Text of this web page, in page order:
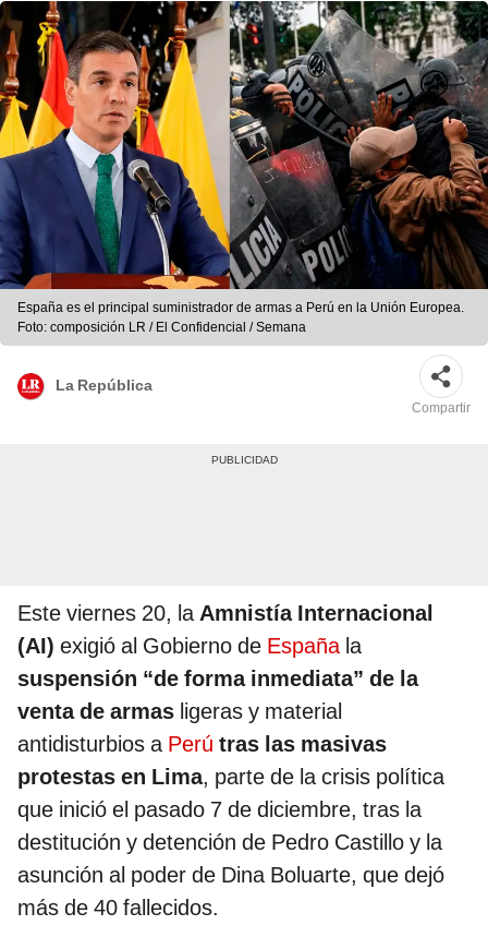
España es el principal suministrador de armas a Perú en la Unión Europea.
Foto: composición LR / El Confidencial / Semana
La República
Compartir
Este viernes 20, laAmnistía Internacional
(AI) exigió al Gobierno de Españala
suspensión “de forma inmediata” de la
venta de armas ligeras y material
antidisturbios a Perú tras las masivas
protestas en Lima, parte de la crisis política
que inició el pasado 7 de diciembre, tras la
destitución y detención de Pedro Castillo y la
asunción al poder de Dina Boluarte, que dejó
más de 40 fallecidos.